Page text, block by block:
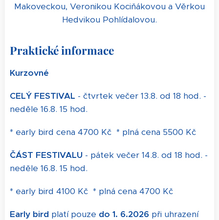
Makoveckou, Veronikou Kociňákovou a Věrkou
Hedvikou Pohlídalovou.
Praktické informace
Kurzovné
CELÝ FESTIVAL - čtvrtek večer 13.8. od 18 hod. -
neděle 16.8. 15 hod.
* early bird cena 4700 Kč * plná cena 5500 Kč
ČÁST FESTIVALU - pátek večer 14.8. od 18 hod. -
neděle 16.8. 15 hod.
* early bird 4100 Kč * plná cena 4700 Kč
Early bird platí pouze do 1. 6.2026 při uhrazení